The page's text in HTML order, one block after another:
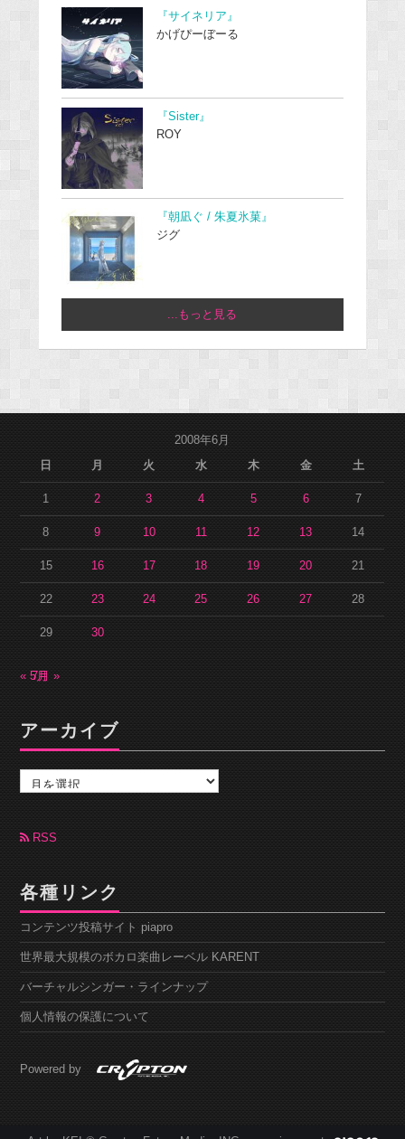
『サイネリア』
かげぴーぼーる
『Sister』
ROY
『朝凪ぐ / 朱夏氷菓』
ジグ
...もっと見る
2008年6月
日
月 火 水 木 金 土
1 2 3 4 5 6 7
8 9 10 11 12 13 14
15 16 17 18 19 20 21
22 23 24 25 26 27 28
29 30
« 5月7月 »
アーカイブ
カ
ブ RSS
各種リンク
コンテンツ投稿サイト piapro
世界最大規模のボカロ楽曲レーベル KARENT
バーチャルシンガー・ラインナップ
個人情報の保護について
Powered by